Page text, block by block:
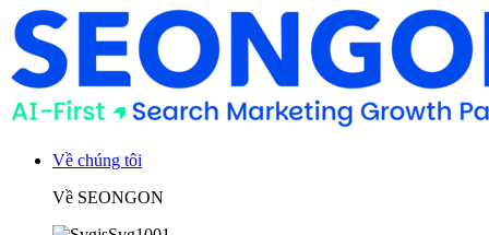
Về chúng tôi
Về SEONGON